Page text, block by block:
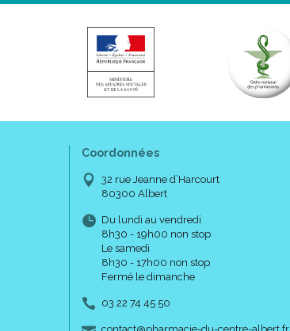
Coordonnées
32 rue Jeanne d’Harcourt
80300 Albert
Du lundi au vendredi
8h30 - 19h00 non stop
Le samedi
8h30 - 17h00 non stop
Fermé le dimanche
03 22 74 45 50
- -